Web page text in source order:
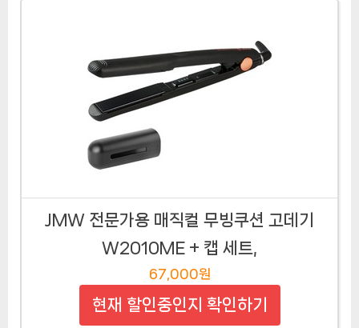
JMW 전문가용 매직컬 무빙쿠션 고데기
W2010ME + 캡 세트,
67,000원
현재 할인중인지 확인하기